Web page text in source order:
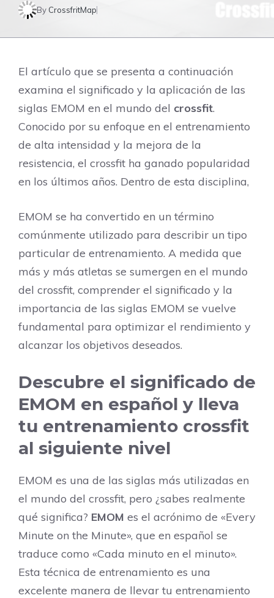
By CrossfritMap
El artículo que se presenta a continuación
examina el significado y la aplicación de las
siglas EMOM en el mundo del crossfit.
Conocido por su enfoque en el entrenamiento
de alta intensidad y la mejora de la
resistencia, el crossfit ha ganado popularidad
en los últimos años. Dentro de esta disciplina,
EMOM se ha convertido en un término
comúnmente utilizado para describir un tipo
particular de entrenamiento. A medida que
más y más atletas se sumergen en el mundo
del crossfit, comprender el significado y la
importancia de las siglas EMOM se vuelve
fundamental para optimizar el rendimiento y
alcanzar los objetivos deseados.
Descubre el significado de
EMOM en español y lleva
tu entrenamiento crossfit
al siguiente nivel
EMOM es una de las siglas más utilizadas en
el mundo del crossfit, pero ¿sabes realmente
qué significa? EMOM es el acrónimo de «Every
Minute on the Minute», que en español se
traduce como «Cada minuto en el minuto».
Esta técnica de entrenamiento es una
excelente manera de llevar tu entrenamiento